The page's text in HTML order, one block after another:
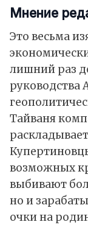
Мнение
Это весьма
лишний раз
руководства
Тайваня
возможных
выбивают
но и
очки на